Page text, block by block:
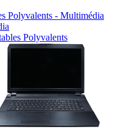
Polyvalents